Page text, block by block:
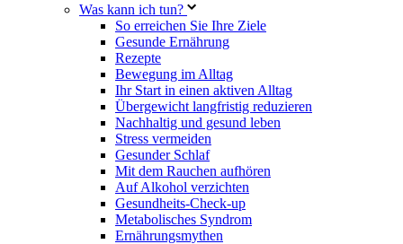
Was kann ich tun?
So erreichen Sie Ihre Ziele
Gesunde Ernährung
Rezepte
Bewegung im Alltag
Ihr Start in einen aktiven Alltag
Übergewicht langfristig reduzieren
Nachhaltig und gesund leben
Stress vermeiden
Gesunder Schlaf
Mit dem Rauchen aufhören
Auf Alkohol verzichten
Gesundheits-Check-up
Metabolisches Syndrom
Ernährungsmythen